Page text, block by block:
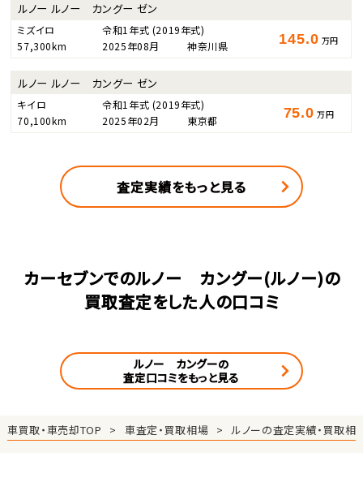
ルノー ルノー カングー ゼン
ミズイロ 令和1年式 (2019年式)
57,300km
2025年08月 神奈川県 145.0 万円
ルノー ルノー カングー ゼン
キイロ 令和1年式 (2019年式)
70,100km
2025年02月 東京都 75.0 万円
査定実績をもっと見る
カーセブンでのルノー カングー(ルノー)の
買取査定をした人の口コミ
ルノー カングーの
査定口コミをもっと見る
車買取・車売却TOP 車査定・買取相場 ルノーの査定実績・買取相